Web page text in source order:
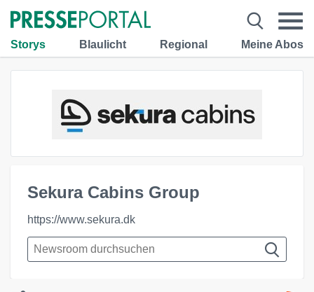
Storys Blaulicht Regional Meine Abos
Sekura Cabins Group
https://www.sekura.dk